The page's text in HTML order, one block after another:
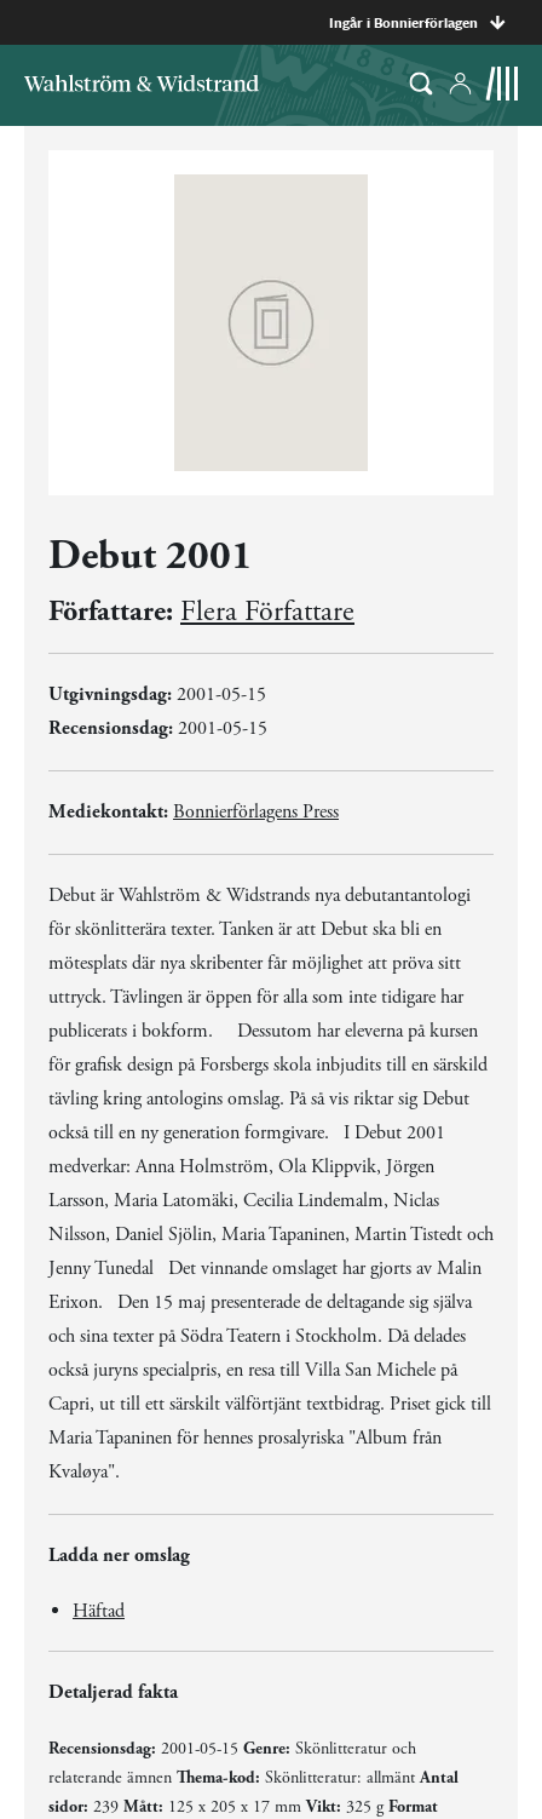
Ingår i Bonnierförlagen
Debut 2001
Författare: Flera Författare
Utgivningsdag:2001-05-15
Recensionsdag:2001-05-15
Mediekontakt: Bonnierförlagens Press
Debut är Wahlström & Widstrands nya debutantantologi
för skönlitterära texter. Tanken är att Debut ska bli en
mötesplats där nya skribenter får möjlighet att pröva sitt
uttryck. Tävlingen är öppen för alla som inte tidigare har
publicerats i bokform. Dessutom har eleverna på kursen
för grafisk design på Forsbergs skola inbjudits till en särskild
tävling kring antologins omslag. På så vis riktar sig Debut
också till en ny generation formgivare. I Debut 2001
medverkar: Anna Holmström, Ola Klippvik, Jörgen
Larsson, Maria Latomäki, Cecilia Lindemalm, Niclas
Nilsson, Daniel Sjölin, Maria Tapaninen, Martin Tistedt och
Jenny Tunedal Det vinnande omslaget har gjorts av Malin
Erixon. Den 15 maj presenterade de deltagande sig själva
och sina texter på Södra Teatern i Stockholm. Då delades
också juryns specialpris, en resa till Villa San Michele på
Capri, ut till ett särskilt välförtjänt textbidrag. Priset gick till
Maria Tapaninen för hennes prosalyriska "Album från
Kvaløya".
Ladda ner omslag
Häftad
Detaljerad fakta
Recensionsdag: 2001-05-15 Genre: Skönlitteratur och
relaterande ämnen Thema-kod: Skönlitteratur: allmäntAntal
sidor: 239 Mått: 125 x 205 x 17 mmVikt: 325 gFormat